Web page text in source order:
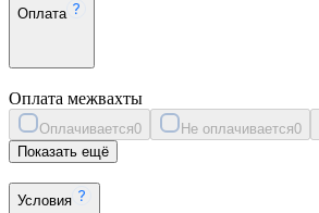
Оплата
Оплата межвахты
Оплачивается0 Не оплачивается0
Показать ещё
Условия